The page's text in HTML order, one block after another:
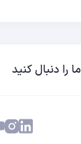
ما را دنبال کنید